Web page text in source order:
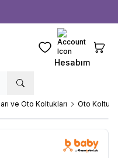
Favorilerim
Hesabım
ve Oto Koltukları Oto